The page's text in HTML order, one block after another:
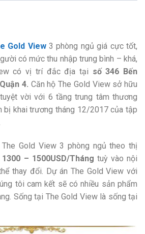
Gold View3 phòng ngủ giá cực tốt,
có mức thu nhập trung bình – khá,
có vị trí đắc địa tại số 346 Bến
4. Căn hộ The Gold View sở hữu
vời với 6 tầng trung tâm thương
bị khai trương tháng 12/2017 của tập
Gold View 3 phòng ngủ theo thị
– 1500USD/Tháng tuỳ vào nội
thay đổi. Dự án The Gold View với
tôi cam kết sẽ có nhiều sản phẩm
Sống tại The Gold View là sống tại